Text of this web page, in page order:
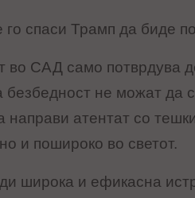
спаси Трамп да биде
во САД само потврдува
не можат да
направи атентат со
и пошироко во светот.
широка и ефикасна